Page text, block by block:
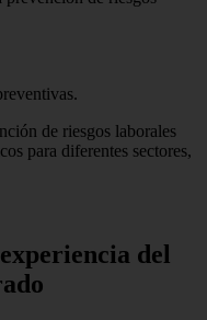
de riesgos laborales
para diferentes sectores,
del